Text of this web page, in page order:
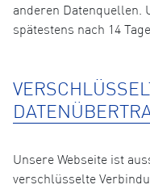
anderen Datenquellen.
spätestens nach 14
Unsere Webseite ist
verschlüsselte